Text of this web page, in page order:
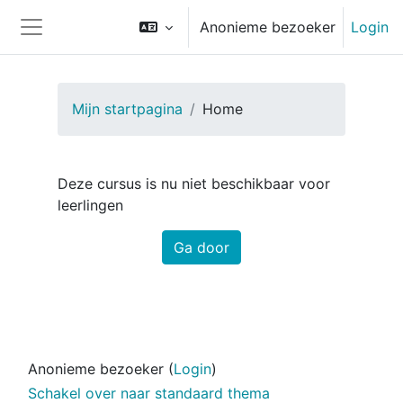
Zijpaneel
Anonieme bezoeker Login
Mijn startpagina Home
Deze cursus is nu niet beschikbaar voor
leerlingen
Ga door
Anonieme bezoeker (Login)
Schakel over naar standaard thema